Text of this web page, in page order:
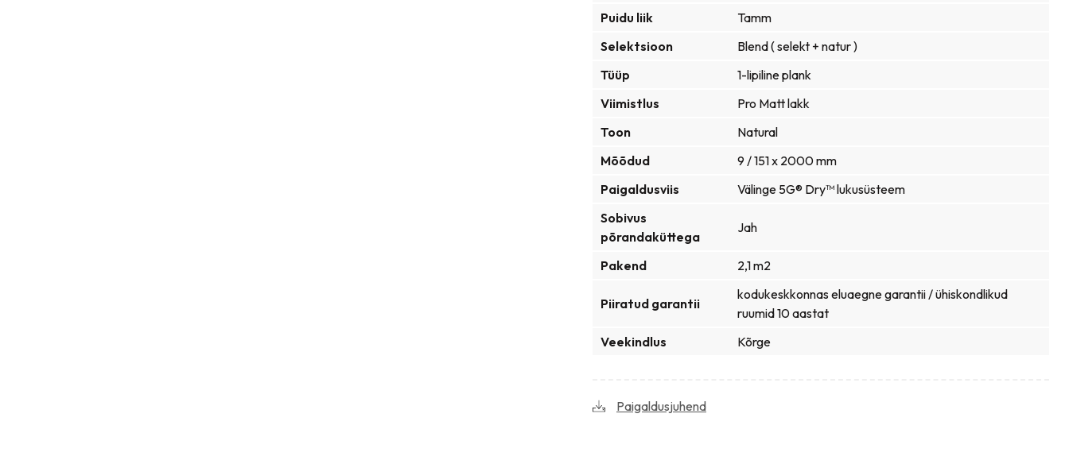
Puidu liik
Tamm
Selektsioon
Blend ( selekt + natur )
Tüüp
1-lipiline plank
Viimistlus
Pro Matt lakk
Toon
Natural
Mõõdud
9 / 151 x 2000 mm
Paigaldusviis
Välinge 5G® Dry™ lukusüsteem
Sobivus
põrandaküttega
Jah
Pakend 2,1 m2
Piiratud garantii
kodukeskkonnas eluaegne garantii / ühiskondlikud
ruumid 10 aastat
Veekindlus
Kõrge
Paigaldusjuhend